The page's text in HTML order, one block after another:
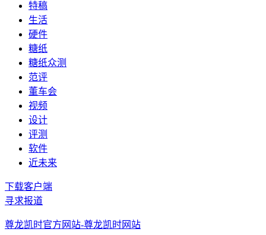
特稿
生活
硬件
糖纸
糖纸众测
范评
董车会
视频
设计
评测
软件
近未来
下载客户端
寻求报道
尊龙凯时官方网站-尊龙凯时网站